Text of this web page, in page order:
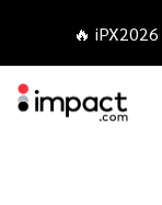
🔥